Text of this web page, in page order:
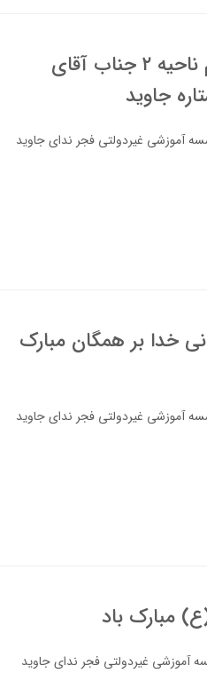
بازدید شهردار محترم ناحیه ۲ جناب آقای
جاوید
آموزشی غیردولتی فجر ندای جاوید
خدا بر همگان مبارک
آموزشی غیردولتی فجر ندای جاوید
مبارک باد
آموزشی غیردولتی فجر ندای جاوید